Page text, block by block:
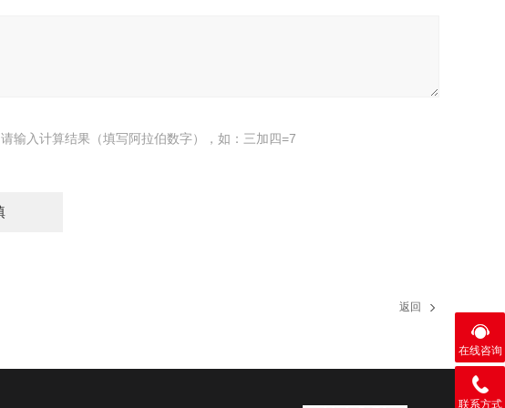
请输入计算结果（填写阿拉伯数字），如：三加四=7
返回
在线咨询
联系方式